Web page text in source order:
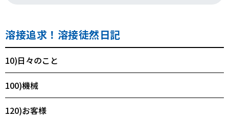
溶接追求！溶接徒然日記
10)日々のこと
100)機械
120)お客様